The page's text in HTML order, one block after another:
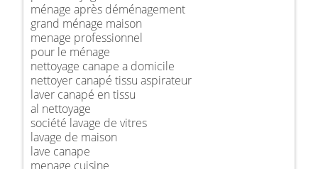
ménage après déménagement
grand ménage maison
menage professionnel
pour le ménage
nettoyage canape a domicile
nettoyer canapé tissu aspirateur
laver canapé en tissu
al nettoyage
société lavage de vitres
lavage de maison
lave canape
menage cuisine